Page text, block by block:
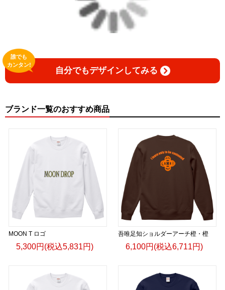
自分でもデザインしてみる
誰でも
カンタン!
ブランド一覧のおすすめ商品
MOON T ロゴ
5,300円(税込5,831円)
吾唯足知ショルダーアーチ橙・橙
6,100円(税込6,711円)